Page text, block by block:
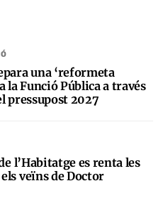
una ‘reformeta
la Funció Pública a través
pressupost 2027
l’Habitatge es renta les
veïns de Doctor